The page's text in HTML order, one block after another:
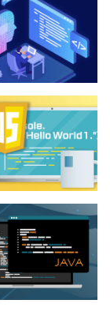
みを採用して
度評価を実
間からの評価も
正しく評価でき
ンサルチー